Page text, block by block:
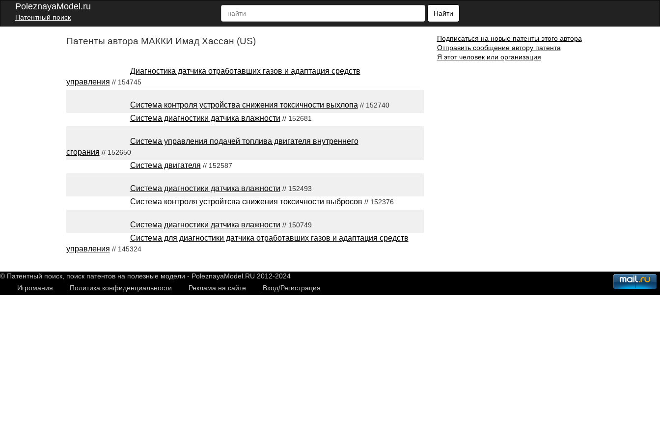
PoleznayaModel.ru
Патентный поиск
Найти
Патенты автора МАККИ Имад Хассан (US)
Диагностика датчика отработавших газов и адаптация средств
управления // 154745
Система контроля устройства снижения токсичности выхлопа // 152740
Система диагностики датчика влажности // 152681
Система управления подачей топлива двигателя внутреннего
сгорания // 152650
Система двигателя // 152587
Система диагностики датчика влажности // 152493
Система контроля устройтсва снижения токсичности выбросов // 152376
Система диагностики датчика влажности // 150749
Система для диагностики датчика отработавших газов и адаптация средств
управления // 145324
Подписаться на новые патенты этого автора
Отправить сообщение автору патента
Я этот человек или организация
© Патентный поиск, поиск патентов на полезные модели - PoleznayaModel.RU 2012-2024
Игромания
Политика конфиденциальности Реклама на сайте Вход/Регистрация